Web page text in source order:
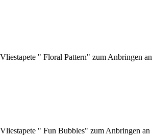
" Floral Pattern" zum
" Fun Bubbles" zum Anbringen